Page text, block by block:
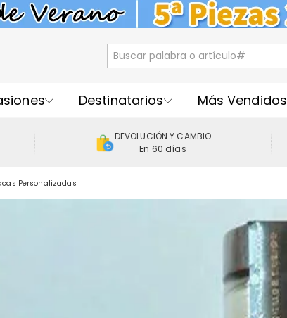
Destinatarios Más Vendidos
DEVOLUCIÓN Y CAMBIO
En 60 días
Personalizadas